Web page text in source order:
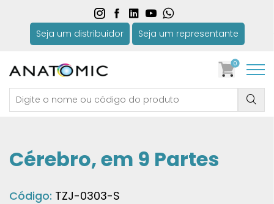
Seja um distribuidor Seja um representante
0
Cérebro, em 9 Partes
Código: TZJ-0303-S